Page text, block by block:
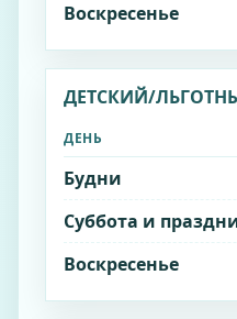
Воскресенье
ДЕТСКИЙ/
ДЕНЬ
Будни
Суббота и
Воскресенье